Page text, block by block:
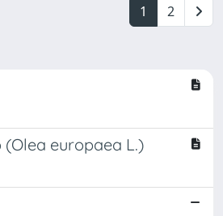
1 2
europaea L.)